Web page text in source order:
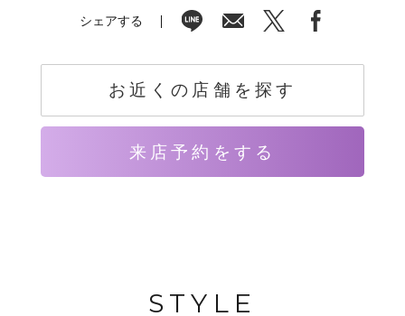
シェアする
お近くの店舗を探す
来店予約をする
STYLE